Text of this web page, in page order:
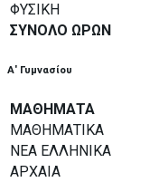
ΦΥΣΙΚΗ
ΣΥΝΟΛΟ ΩΡΩΝ
Α' Γυμνασίου
ΜΑΘΗΜΑΤΑ
ΜΑΘΗΜΑΤΙΚΑ
ΝΕΑ ΕΛΛΗΝΙΚΑ
ΑΡΧΑΙΑ